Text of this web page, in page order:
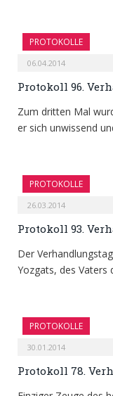
PROTOKOLLE
06.04.2014
Protokoll 96.
Zum dritten Mal
er sich unwissend
PROTOKOLLE
26.03.2014
Protokoll 93.
Der
Yozgats, des
PROTOKOLLE
30.01.2014
Protokoll 78.